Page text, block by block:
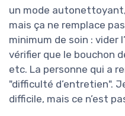
un mode
mais ça ne remplace
minimum de soin : vider
vérifier que le bouchon
etc. La personne qui a
"difficulté d’entretien".
difficile, mais ce n’est